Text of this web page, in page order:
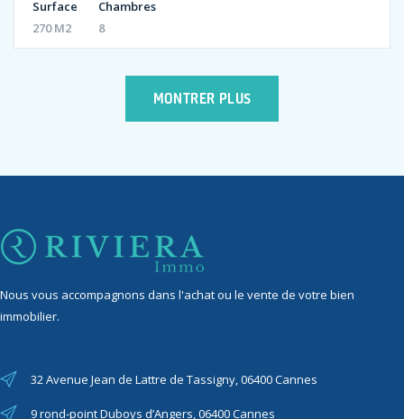
Surface
270 M2
Chambres
8
MONTRER PLUS
Nous vous accompagnons dans l'achat ou le vente de votre bien
immobilier.
32 Avenue Jean de Lattre de Tassigny, 06400 Cannes
9 rond-point Duboys d’Angers, 06400 Cannes